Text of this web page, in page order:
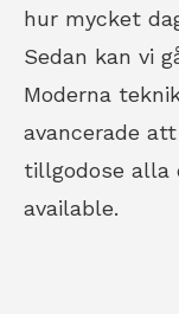
hur mycket
Sedan kan vi
Moderna
avancerade
tillgodose alla
available.